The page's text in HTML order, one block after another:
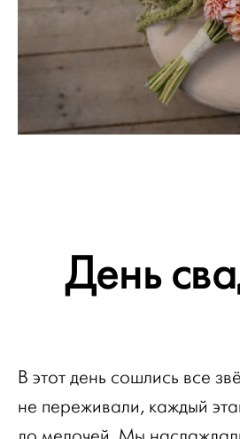
День
В этот день сошлись все
не переживали, каждый